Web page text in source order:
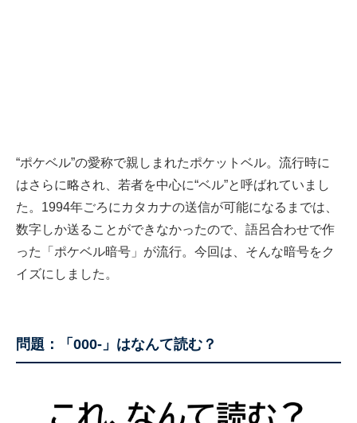
“ポケベル”の愛称で親しまれたポケットベル。流行時に
はさらに略され、若者を中心に“ベル”と呼ばれていまし
た。1994年ごろにカタカナの送信が可能になるまでは、
数字しか送ることができなかったので、語呂合わせで作
った「ポケベル暗号」が流行。今回は、そんな暗号をク
イズにしました。
問題：「000-」はなんて読む？